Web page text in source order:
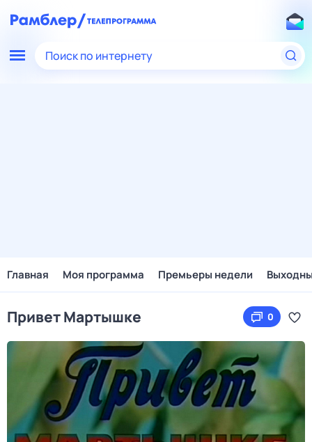
Поиск по интернету
Главная Моя программа Премьеры недели
Привет Мартышке 0